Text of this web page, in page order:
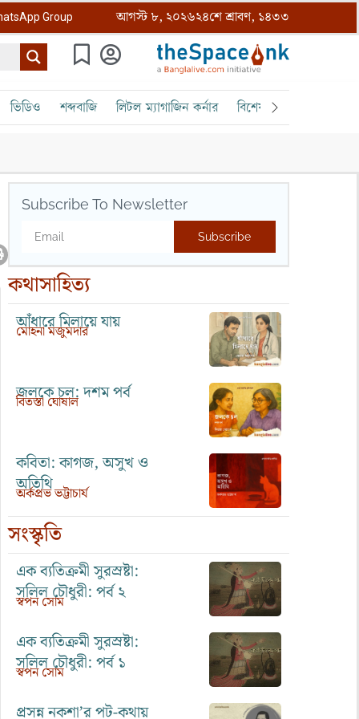
Group আগস্ট ৮, ২০২৬২৪শে শ্রাবণ, ১৪৩৩
ভিডিও শব্দবাজি লিটল ম্যাগাজিন কর্নার বিশেষ ক্রোড়পত্র
Subscribe To Newsletter
Subscribe
কথাসাহিত্য
আঁধারে মিলায়ে যায়
মোহনা মজুমদার
জলকে চল: দশম পর্ব
বিতস্তা ঘোষাল
কবিতা: কাগজ, অসুখ ও
অতিথি
অর্কপ্রভ ভট্টাচার্য
সংস্কৃতি
এক ব্যতিক্রমী সুরস্রষ্টা:
সলিল চৌধুরী: পর্ব ২
স্বপন সোম
এক ব্যতিক্রমী সুরস্রষ্টা:
সলিল চৌধুরী: পর্ব ১
স্বপন সোম
প্রসন্ন নকশা’র পট-কথায়